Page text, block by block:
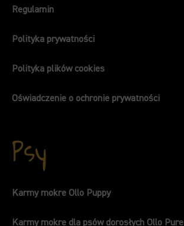
Regulamin
Polityka prywatności
Polityka plików cookies
Oświadczenie o ochronie prywatności
Psy
Karmy mokre Ollo Puppy
Karmy mokre dla psów dorosłych Ollo Pure